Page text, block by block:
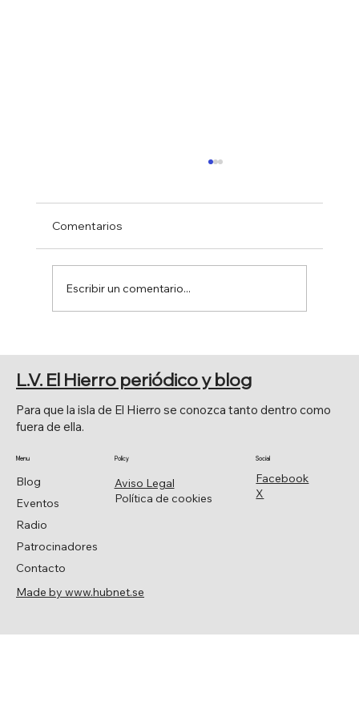
Comentarios
Escribir un comentario...
Facebook
X
Social
Aviso Legal
Política de cookies
Policy
Blog
Eventos
Radio
Patrocinadores
Contacto
Menu
Para que la isla de El Hierro se conozca tanto dentro como
fuera de ella.
L.V. El Hierro periódico y blog
Made by www.hubnet.se